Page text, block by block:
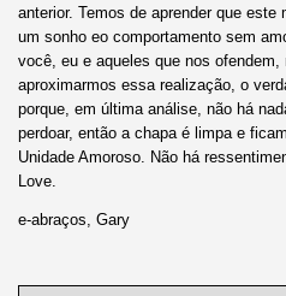
anterior. Temos de aprender que
um sonho eo comportamento sem
você, eu e aqueles que nos
aproximarmos essa realização, o
porque, em última análise, não há
perdoar, então a chapa é limpa e
Unidade Amoroso. Não há
Love.
e-abraços, Gary